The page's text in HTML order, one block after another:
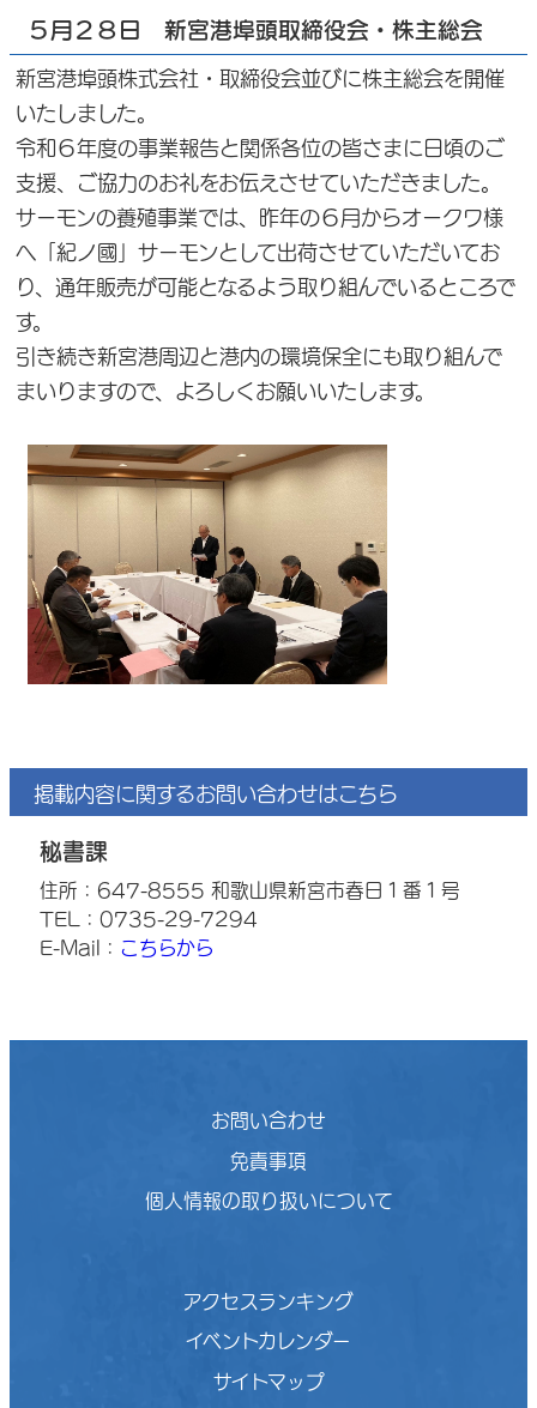
５月２８日 新宮港埠頭取締役会・株主総会
新宮港埠頭株式会社・取締役会並びに株主総会を開催
いたしました。
令和６年度の事業報告と関係各位の皆さまに日頃のご
支援、ご協力のお礼をお伝えさせていただきました。
サーモンの養殖事業では、昨年の６月からオークワ様
へ「紀ノ國」サーモンとして出荷させていただいてお
り、通年販売が可能となるよう取り組んでいるところで
す。
引き続き新宮港周辺と港内の環境保全にも取り組んで
まいりますので、よろしくお願いいたします。
掲載内容に関するお問い合わせはこちら
秘書課
住所：647-8555 和歌山県新宮市春日１番１号
TEL：0735-29-7294
E-Mail： こちらから
お問い合わせ
免責事項
個人情報の取り扱いについて
アクセスランキング
イベントカレンダー
サイトマップ